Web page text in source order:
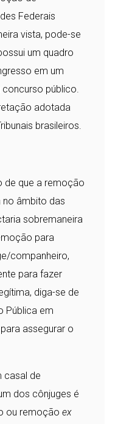
Federais
vista, pode-se
um quadro
em um
público.
adotada
brasileiros.
de que a remoção
no âmbito das
sobremaneira
para
companheiro,
para fazer
diga-se de
Pública em
assegurar o
casal de
dos cônjuges é
ou remoçãoex